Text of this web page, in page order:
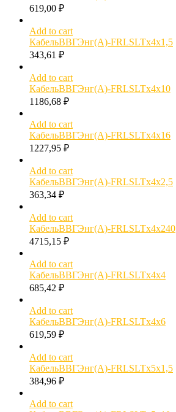
619,00 ₽
Add to cart
КабельВВГЭнг(А)-FRLSLTx4х1,5
343,61 ₽
Add to cart
КабельВВГЭнг(А)-FRLSLTx4х10
1186,68 ₽
Add to cart
КабельВВГЭнг(А)-FRLSLTx4х16
1227,95 ₽
Add to cart
КабельВВГЭнг(А)-FRLSLTx4х2,5
363,34 ₽
Add to cart
КабельВВГЭнг(А)-FRLSLTx4х240
4715,15 ₽
Add to cart
КабельВВГЭнг(А)-FRLSLTx4х4
685,42 ₽
Add to cart
КабельВВГЭнг(А)-FRLSLTx4х6
619,59 ₽
Add to cart
КабельВВГЭнг(А)-FRLSLTx5х1,5
384,96 ₽
Add to cart